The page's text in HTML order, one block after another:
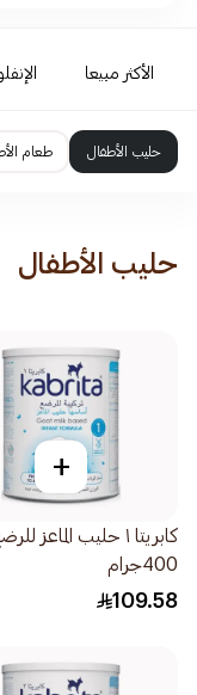
الأكثر مبيعا
حليب الأطفال طعام
حليب الأطفال
+
كابريتا ١ حليب الماعز
400جرام
109.58